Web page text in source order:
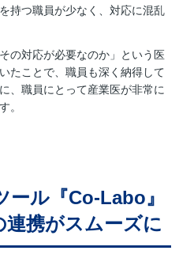
持つ職員が少なく、対応に混乱
の対応が必要なのか」という医
たことで、職員も深く納得して
、職員にとって産業医が非常に
。
ル『Co-Labo』
携がスムーズに